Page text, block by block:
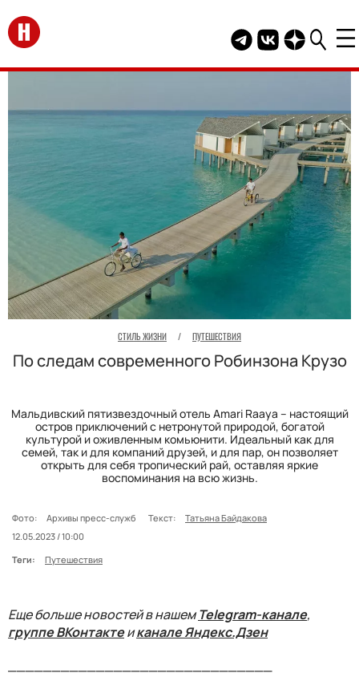
Перейти на главную
Telegram канал
Группа HELLO
Канал
СТИЛЬ ЖИЗНИ / ПУТЕШЕСТВИЯ
По следам современного Робинзона Крузо
Мальдивский пятизвездочный отель Amari Raaya – настоящий
остров приключений с нетронутой природой, богатой
культурой и оживленным комьюнити. Идеальный как для
семей, так и для компаний друзей, и для пар, он позволяет
открыть для себя тропический рай, оставляя яркие
воспоминания на всю жизнь.
Фото: Архивы пресс-служб Текст:
Татьяна Байдакова
12.05.2023 / 10:00
Теги:
Путешествия
Еще больше новостей в нашемTelegram-канале,
группе ВКонтактеиканале Яндекс.Дзен